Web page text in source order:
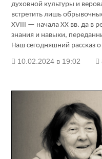
духовной культуры и
встретить лишь
XVIII — начала ХХ вв. да в
знания и навыки,
Наш сегодняшний рассказ
10.02.2024 в 19:02